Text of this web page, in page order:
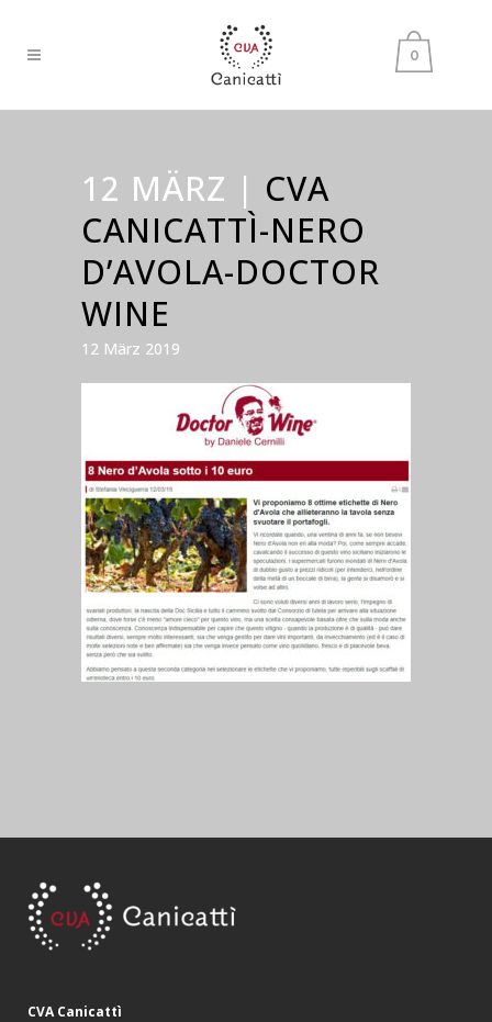
0
12 MÄRZ | CVA
CANICATTÌ-NERO
D’AVOLA-DOCTOR
WINE
12 März 2019
CVA Canicattì